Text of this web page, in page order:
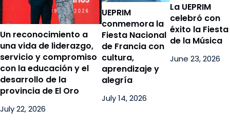
Un reconocimiento a
una vida de liderazgo,
servicio y compromiso
con la educación y el
desarrollo de la
provincia de El Oro
July 22, 2026
UEPRIM
conmemora la
Fiesta Nacional
de Francia con
cultura,
aprendizaje y
alegría
July 14, 2026
La UEPRIM
celebró con
éxito la Fiesta
de la Música
June 23, 2026